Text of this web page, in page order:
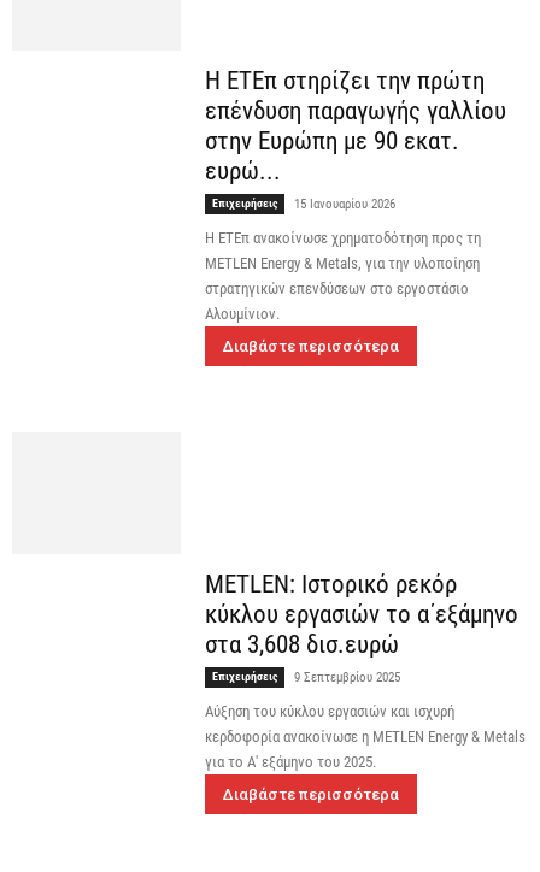
Η ΕΤΕπ στηρίζει την πρώτη
επένδυση παραγωγής γαλλίου
στην Ευρώπη με 90 εκατ.
ευρώ...
Επιχειρήσεις 15 Ιανουαρίου 2026
Η ΕΤΕπ ανακοίνωσε χρηματοδότηση προς τη
METLEN Energy & Metals, για την υλοποίηση
στρατηγικών επενδύσεων στο εργοστάσιο
Αλουμίνιον.
Διαβάστε περισσότερα
METLEN: Ιστορικό ρεκόρ
κύκλου εργασιών το α΄εξάμηνο
στα 3,608 δισ.ευρώ
Επιχειρήσεις 9 Σεπτεμβρίου 2025
Αύξηση του κύκλου εργασιών και ισχυρή
κερδοφορία ανακοίνωσε η METLEN Energy & Metals
για το Α' εξάμηνο του 2025.
Διαβάστε περισσότερα